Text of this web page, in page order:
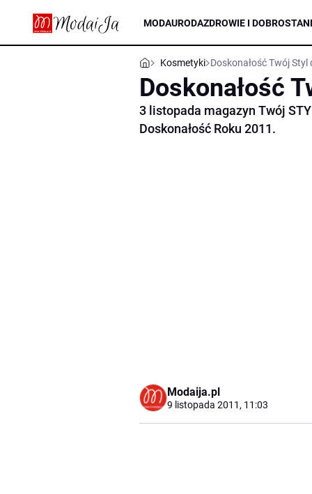
MODAURODAZDROWIE I DOBROSTAN
Kosmetyki Doskonałość Twój
Doskonałość
3 listopada magazyn Twój
Doskonałość Roku 2011.
Modaija.pl
9 listopada 2011, 11:03